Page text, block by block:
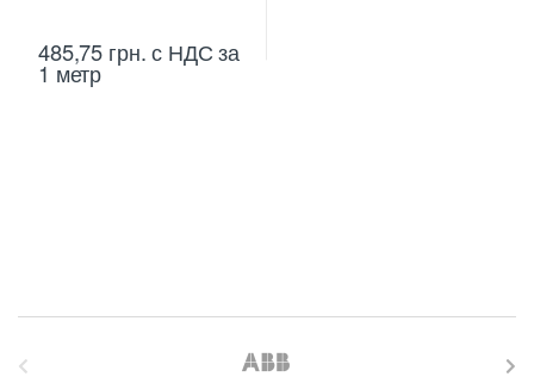
485,75 грн.с НДС за
1 метр